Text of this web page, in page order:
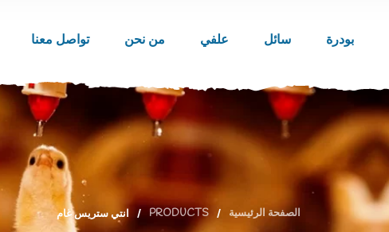
بودرة سائل علفي من نحن تواصل معنا
الصفحة الرئيسية /
PRODUCTS
/ انتي ستريس غام